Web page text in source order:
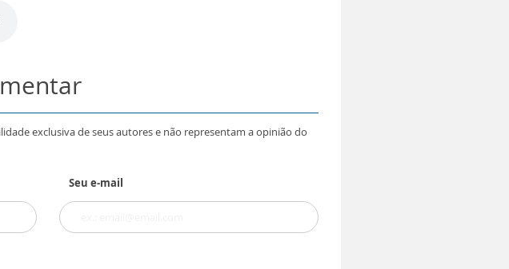
exclusiva de seus autores e não representam a opinião do
Seu e-mail